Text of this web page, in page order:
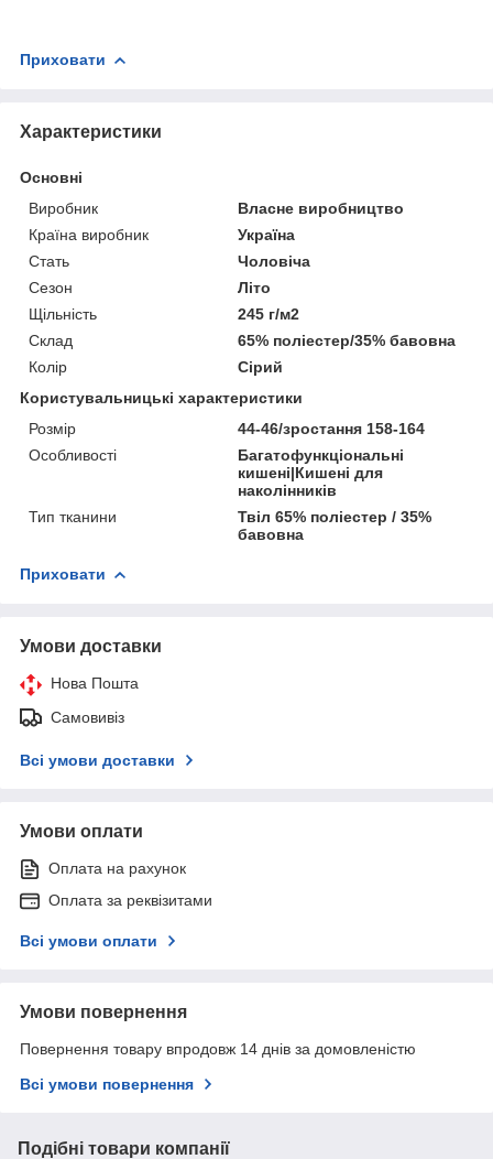
Приховати
Характеристики
Основні
Виробник
Власне виробництво
Країна виробник
Україна
Стать
Чоловіча
Сезон
Літо
Щільність
245 г/м2
Склад
65% поліестер/35% бавовна
Колір
Сірий
Користувальницькі характеристики
Розмір
44-46/зростання 158-164
Особливості
Багатофункціональні
кишені|Кишені для
наколінників
Тип тканини
Твіл 65% поліестер / 35%
бавовна
Приховати
Умови доставки
Нова Пошта
Самовивіз
Всі умови доставки
Умови оплати
Оплата на рахунок
Оплата за реквізитами
Всі умови оплати
Умови повернення
Повернення товару впродовж 14 днів за домовленістю
Всі умови повернення
Подібні товари компанії